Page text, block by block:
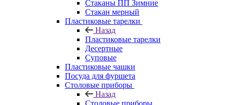
Стаканы ПП Зимние
Стакан мерный
Пластиковые тарелки
Назад
Пластиковые тарелки
Десертные
Суповые
Пластиковые чашки
Посуда для фуршета
Столовые приборы
Назад
Столовые приборы